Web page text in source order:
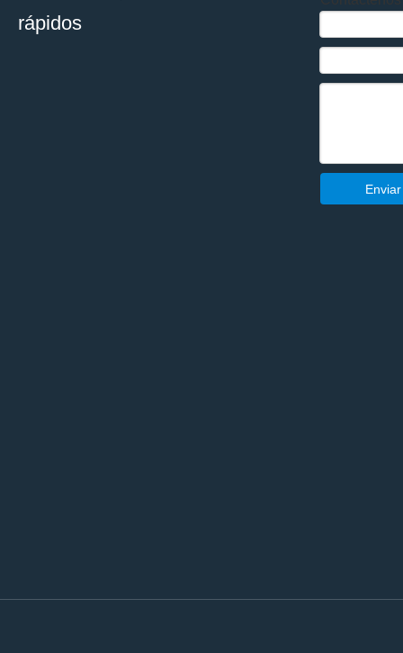
rápidos
Enviar